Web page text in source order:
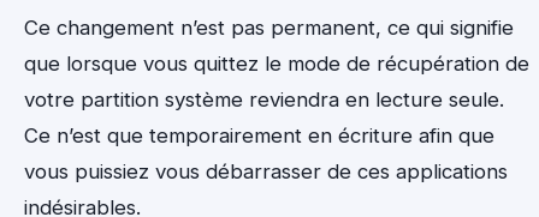
Ce changement n’est pas permanent, ce qui signifie
que lorsque vous quittez le mode de récupération de
votre partition système reviendra en lecture seule.
Ce n’est que temporairement en écriture afin que
vous puissiez vous débarrasser de ces applications
indésirables.